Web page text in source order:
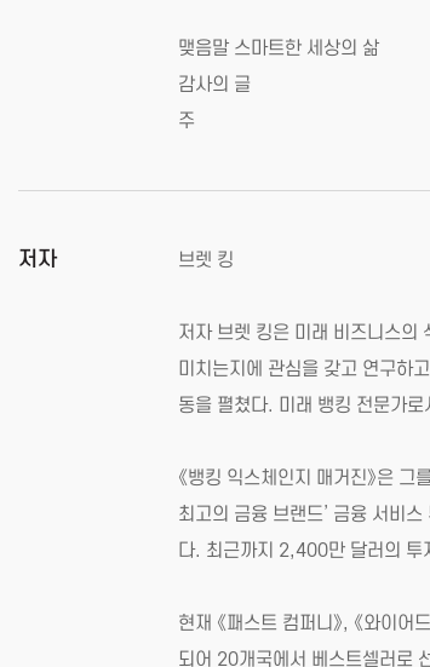
맺음말 스마트한 세상의 삶
감사의 글
주
저자 브렛 킹
저자 브렛 킹은 미래 비즈니스의
미치는지에 관심을 갖고 연구하
동을 펼쳤다. 미래 뱅킹 전문가
《뱅킹 익스체인지 매거진》은
최고의 금융 브랜드’ 금융 서비
다. 최근까지 2,400만 달러의 투
현재 《패스트 컴퍼니》, 《와이
되어 20개국에서 베스트셀러로